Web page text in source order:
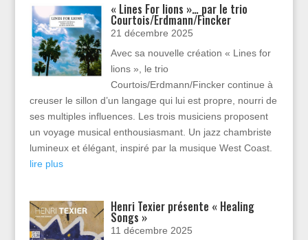
« Lines For lions »… par le trio
Courtois/Erdmann/Fincker
21 décembre 2025
Avec sa nouvelle création « Lines for
lions », le trio
Courtois/Erdmann/Fincker continue à
creuser le sillon d’un langage qui lui est propre, nourri de
ses multiples influences. Les trois musiciens proposent
un voyage musical enthousiasmant. Un jazz chambriste
lumineux et élégant, inspiré par la musique West Coast.
lire plus
Henri Texier présente « Healing
Songs »
11 décembre 2025